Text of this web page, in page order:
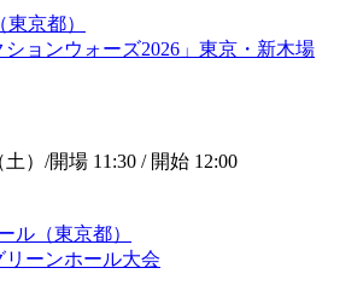
京都）
ションウォーズ2026」東京・新木場
） /開場 11:30 / 開始 12:00
ル（東京都）
ーンホール大会